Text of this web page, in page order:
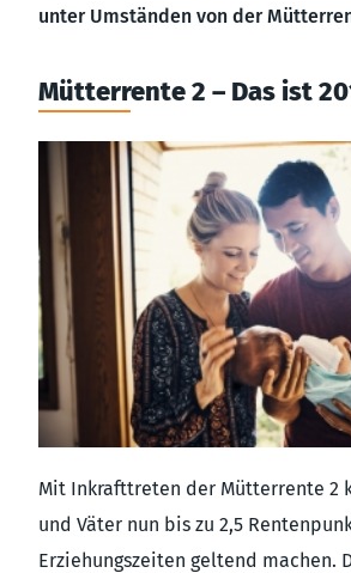
unter Umständen von der
Mütterrente 2 – Das ist
Mit Inkrafttreten der Mütterrente 2
und Väter nun bis zu 2,5
Erziehungszeiten geltend machen.